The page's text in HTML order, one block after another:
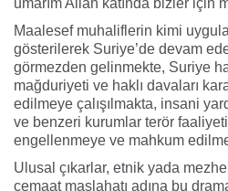
umarım Allah katında bizler için
Maalesef muhaliflerin kimi
gösterilerek Suriye’de devam
görmezden gelinmekte, Suriye
mağduriyeti ve haklı davaları
edilmeye çalışılmakta, insani
ve benzeri kurumlar terör
engellenmeye ve mahkum
Ulusal çıkarlar, etnik yada
cemaat maslahatı adına bu